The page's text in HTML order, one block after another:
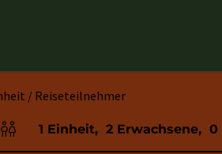
Einheit / Reiseteilnehmer
Einheitenanzahl und Personenfelder
1 Einheit, 2 Erwachsene, 0